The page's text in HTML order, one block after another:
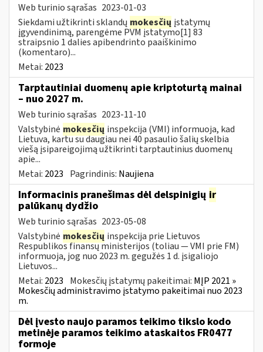
Web turinio sąrašas 2023-01-03
Siekdami užtikrinti sklandų mokesčių įstatymų
įgyvendinimą, parengėme PVM įstatymo[1] 83
straipsnio 1 dalies apibendrinto paaiškinimo
(komentaro)...
Metai: 2023
Tarptautiniai duomenų apie kriptoturtą mainai
– nuo 2027 m.
Web turinio sąrašas 2023-11-10
Valstybinė mokesčių inspekcija (VMI) informuoja, kad
Lietuva, kartu su daugiau nei 40 pasaulio šalių skelbia
viešą įsipareigojimą užtikrinti tarptautinius duomenų
apie...
Metai: 2023 Pagrindinis: Naujiena
Informacinis pranešimas dėl delspinigių ir
palūkanų dydžio
Web turinio sąrašas 2023-05-08
Valstybinė mokesčių inspekcija prie Lietuvos
Respublikos finansų ministerijos (toliau — VMI prie FM)
informuoja, jog nuo 2023 m. gegužės 1 d. įsigaliojo
Lietuvos...
Metai: 2023 Mokesčių įstatymų pakeitimai: MĮP 2021 »
Mokesčių administravimo įstatymo pakeitimai nuo 2023
m.
Dėl įvesto naujo paramos teikimo tikslo kodo
metinėje paramos teikimo ataskaitos FR0477
formoje